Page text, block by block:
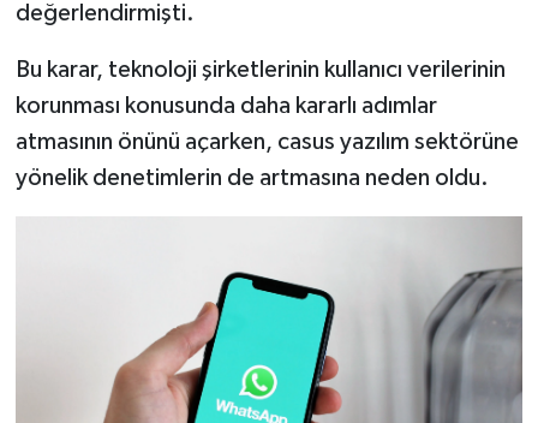
değerlendirmişti.
Bu karar, teknoloji şirketlerinin kullanıcı verilerinin
korunması konusunda daha kararlı adımlar
atmasının önünü açarken, casus yazılım sektörüne
yönelik denetimlerin de artmasına neden oldu.